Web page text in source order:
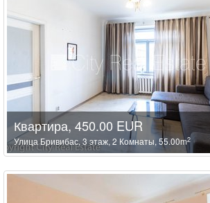
Квартира, 450.00 EUR
Улица Бривибас, 3 этаж, 2 Комнаты, 55.00m2